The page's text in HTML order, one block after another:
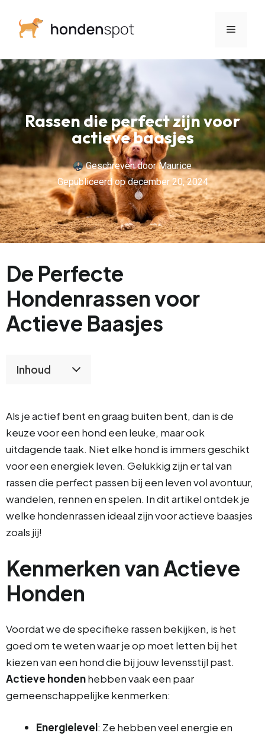
Rassen die perfect zijn voor
actieve baasjes
Geschreven doorMaurice
Gepubliceerd opdecember 20, 2024
De Perfecte
Hondenrassen voor
Actieve Baasjes
Inhoud
Als je actief bent en graag buiten bent, dan is de
keuze voor een hond een leuke, maar ook
uitdagende taak. Niet elke hond is immers geschikt
voor een energiek leven. Gelukkig zijn er tal van
rassen die perfect passen bij een leven vol avontuur,
wandelen, rennen en spelen. In dit artikel ontdek je
welke hondenrassen ideaal zijn voor actieve baasjes
zoals jij!
Kenmerken van Actieve
Honden
Voordat we de specifieke rassen bekijken, is het
goed om te weten waar je op moet letten bij het
kiezen van een hond die bij jouw levensstijl past.
Actieve hondenhebben vaak een paar
gemeenschappelijke kenmerken:
Energielevel: Ze hebben veel energie en